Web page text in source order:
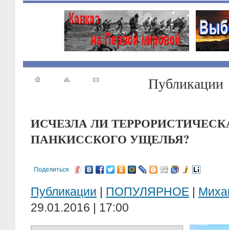
Публикации
ИСЧЕЗЛА ЛИ
ПАНКИССКОГО УЩЕЛЬЯ?
Поделиться
Публикации | ПОПУЛЯРНОЕ |
29.01.2016 | 17:00